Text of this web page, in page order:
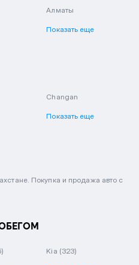
Алматы
Показать еще
Changan
Показать еще
Покупка и продажа авто с
Kia (323)